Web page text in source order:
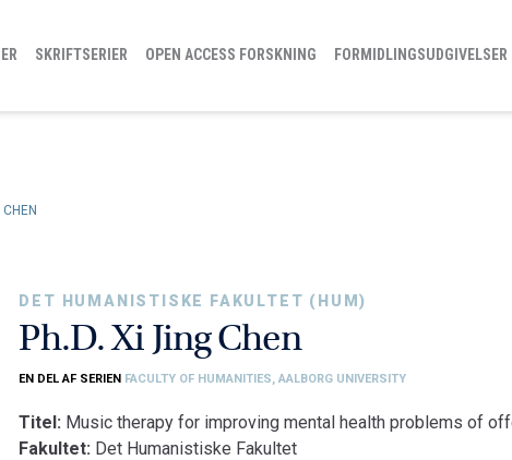
SKRIFTSERIER OPEN ACCESS FORSKNING FORMIDLINGSUDGIVELSER
DET HUMANISTISKE FAKULTET (HUM)
Ph.D. Xi Jing Chen
EN DEL AF SERIEN FACULTY OF HUMANITIES, AALBORG UNIVERSITY
Titel: Music therapy for improving mental health problems of
Fakultet: Det Humanistiske Fakultet